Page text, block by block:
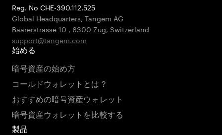
Reg. No CHE-390.112.525
Global Headquarters, Tangem AG
Baarerstrasse 10 , 6300 Zug, Switzerland
support@tangem.com
始める
暗号資産の始め方
コールドウォレットとは？
おすすめの暗号資産ウォレット
暗号資産ウォレットを比較する
製品